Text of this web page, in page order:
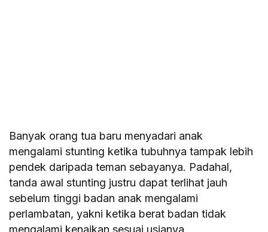
Banyak orang tua baru menyadari anak
mengalami stunting ketika tubuhnya tampak lebih
pendek daripada teman sebayanya. Padahal,
tanda awal stunting justru dapat terlihat jauh
sebelum tinggi badan anak mengalami
perlambatan, yakni ketika berat badan tidak
mengalami kenaikan sesuai usianya.